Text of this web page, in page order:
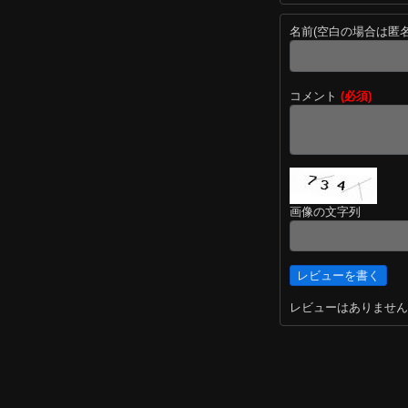
名前(空白の場合は匿
コメント (必須)
画像の文字列
レビューはありません